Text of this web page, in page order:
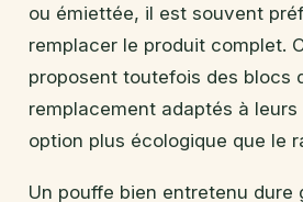
ou émiettée, il est souvent
remplacer le produit complet.
proposent toutefois des blocs
remplacement adaptés à leurs
option plus écologique que le
Un pouffe bien entretenu dure